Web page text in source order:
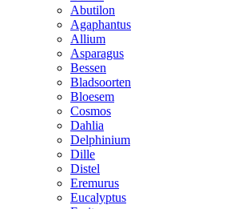
Abutilon
Agaphantus
Allium
Asparagus
Bessen
Bladsoorten
Bloesem
Cosmos
Dahlia
Delphinium
Dille
Distel
Eremurus
Eucalyptus